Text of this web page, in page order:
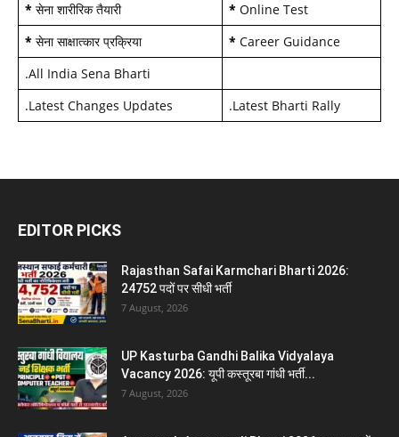
* सेना शारीरिक तैयारी * Online Test
* सेना साक्षात्कार प्रक्रिया * Career Guidance
.All India Sena Bharti
.Latest Changes Updates .Latest Bharti Rally
EDITOR PICKS
Rajasthan Safai Karmchari Bharti 2026:
24752 पदों पर सीधी भर्ती
7 August, 2026
UP Kasturba Gandhi Balika Vidyalaya
Vacancy 2026: यूपी कस्तूरबा गांधी भर्ती...
7 August, 2026